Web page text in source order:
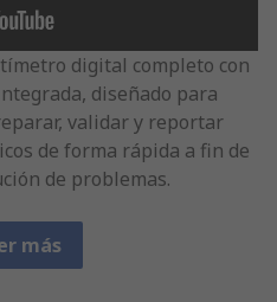
digital completo con
diseñado para
validar y reportar
de forma rápida a fin de
de problemas.
más